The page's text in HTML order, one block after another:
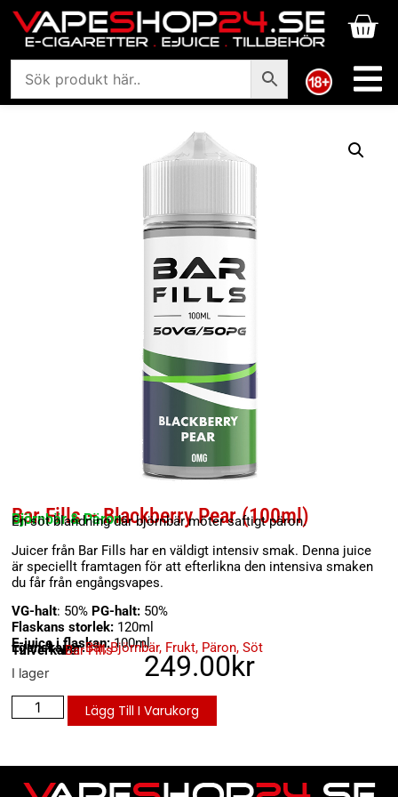
Bar Fills – Blackberry Pear (100ml)
Björnbär & Päron
En söt blandning där björnbär möter saftigt päron.
Juicer från Bar Fills har en väldigt intensiv smak. Denna juice
är speciellt framtagen för att efterlikna den intensiva smaken
du får från engångsvapes.
VG-halt: 50% PG-halt: 50%
Flaskans storlek: 120ml
E-juice i flaskan:100ml
Egenskaper:Bär,Björnbär, Frukt, Päron,Söt
Tillverkare:Bar Fills 249.00kr
I lager
Lägg Till I Varukorg